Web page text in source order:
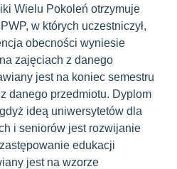
Wielu Pokoleń otrzymuje
w których uczestniczył,
obecności wyniesie
zajęciach z danego
jest na koniec semestru
danego przedmiotu. Dyplom
ideą uniwersytetów dla
i seniorów jest rozwijanie
edukacji
jest na wzorze